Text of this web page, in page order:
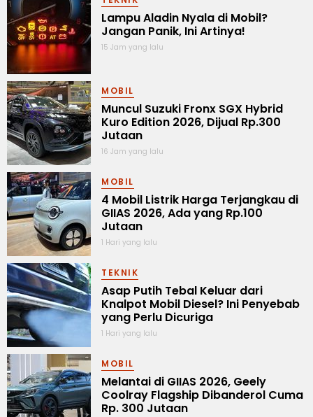
Lampu Aladin Nyala di Mobil?
Jangan Panik, Ini Artinya!
15 Jam yang lalu
MOBIL
Muncul Suzuki Fronx SGX Hybrid
Kuro Edition 2026, Dijual Rp.300
Jutaan
16 Jam yang lalu
MOBIL
4 Mobil Listrik Harga Terjangkau di
GIIAS 2026, Ada yang Rp.100
Jutaan
1 Hari yang lalu
TEKNIK
Asap Putih Tebal Keluar dari
Knalpot Mobil Diesel? Ini Penyebab
yang Perlu Dicuriga
1 Hari yang lalu
MOBIL
Melantai di GIIAS 2026, Geely
Coolray Flagship Dibanderol Cuma
Rp. 300 Jutaan